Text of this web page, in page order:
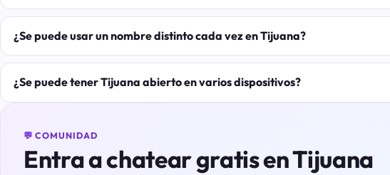
¿Se puede usar un nombre distinto cada vez en Tijuana?
¿Se puede tener Tijuana abierto en varios dispositivos?
💬 COMUNIDAD
Entra a chatear gratis en Tijuana